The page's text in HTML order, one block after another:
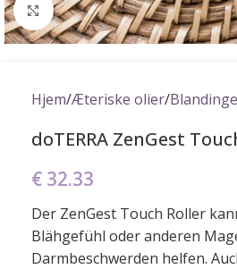
Click to enlarge
Hjem/Æteriske olier/
doTERRA ZenGest
€ 32.33
Der ZenGest Touch Roller
Blähgefühl oder anderen
Darmbeschwerden helfen.